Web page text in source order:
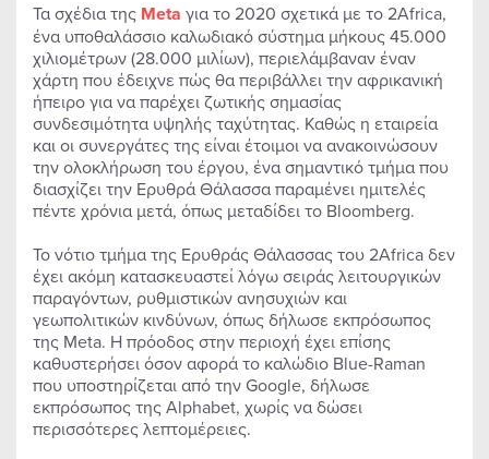
Τα σχέδια της Meta για το 2020 σχετικά με το 2Africa,
ένα υποθαλάσσιο καλωδιακό σύστημα μήκους 45.000
χιλιομέτρων (28.000 μιλίων), περιελάμβαναν έναν
χάρτη που έδειχνε πώς θα περιβάλλει την αφρικανική
ήπειρο για να παρέχει ζωτικής σημασίας
συνδεσιμότητα υψηλής ταχύτητας. Καθώς η εταιρεία
και οι συνεργάτες της είναι έτοιμοι να ανακοινώσουν
την ολοκλήρωση του έργου, ένα σημαντικό τμήμα που
διασχίζει την Ερυθρά Θάλασσα παραμένει ημιτελές
πέντε χρόνια μετά, όπως μεταδίδει το Bloomberg.
Το νότιο τμήμα της Ερυθράς Θάλασσας του 2Africa δεν
έχει ακόμη κατασκευαστεί λόγω σειράς λειτουργικών
παραγόντων, ρυθμιστικών ανησυχιών και
γεωπολιτικών κινδύνων, όπως δήλωσε εκπρόσωπος
της Meta. Η πρόοδος στην περιοχή έχει επίσης
καθυστερήσει όσον αφορά το καλώδιο Blue-Raman
που υποστηρίζεται από την Google, δήλωσε
εκπρόσωπος της Alphabet, χωρίς να δώσει
περισσότερες λεπτομέρειες.